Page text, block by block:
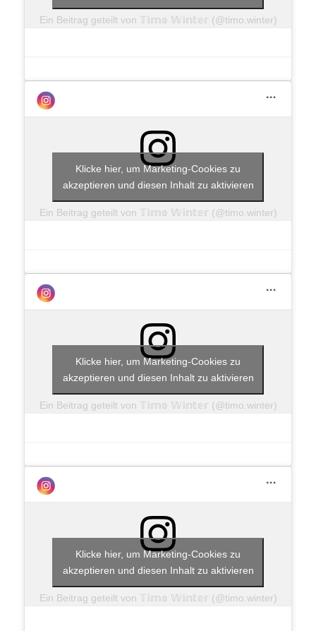
Ein Beitrag geteilt von 𝕋𝕚𝕞𝕠 𝕎𝕚𝕟𝕥𝕖𝕣 (@timo.winter)
Ein Beitrag geteilt von 𝕋𝕚𝕞𝕠 𝕎𝕚𝕟𝕥𝕖𝕣 (@timo.winter)
Klicke hier, um Marketing-Cookies zu
akzeptieren und diesen Inhalt zu aktivieren
Ein Beitrag geteilt von 𝕋𝕚𝕞𝕠 𝕎𝕚𝕟𝕥𝕖𝕣 (@timo.winter)
Klicke hier, um Marketing-Cookies zu
akzeptieren und diesen Inhalt zu aktivieren
Ein Beitrag geteilt von 𝕋𝕚𝕞𝕠 𝕎𝕚𝕟𝕥𝕖𝕣 (@timo.winter)
Klicke hier, um Marketing-Cookies zu
akzeptieren und diesen Inhalt zu aktivieren